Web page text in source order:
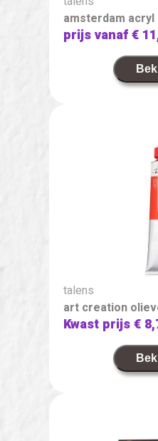
amsterdam
prijs vanaf€
talens
art creation
Kwast prijs€